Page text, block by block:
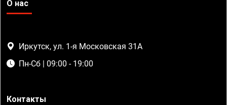
О нас
Иркутск, ул. 1-я Московская 31А
Пн-Сб | 09:00 - 19:00
Контакты